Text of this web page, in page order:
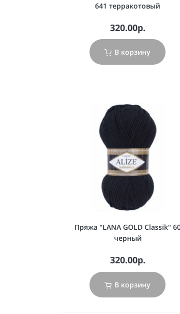
641 терракотовый
320.00р.
В корзину
Пряжа "LANA GOLD Classik"
черный
320.00р.
В корзину